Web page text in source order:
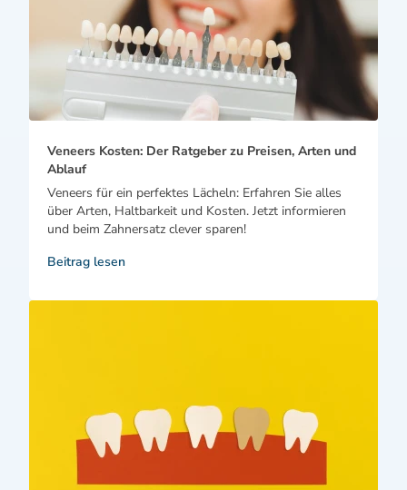
Veneers Kosten: Der Ratgeber zu Preisen, Arten und
Ablauf
Veneers für ein perfektes Lächeln: Erfahren Sie alles
über Arten, Haltbarkeit und Kosten. Jetzt informieren
und beim Zahnersatz clever sparen!
Beitrag lesen